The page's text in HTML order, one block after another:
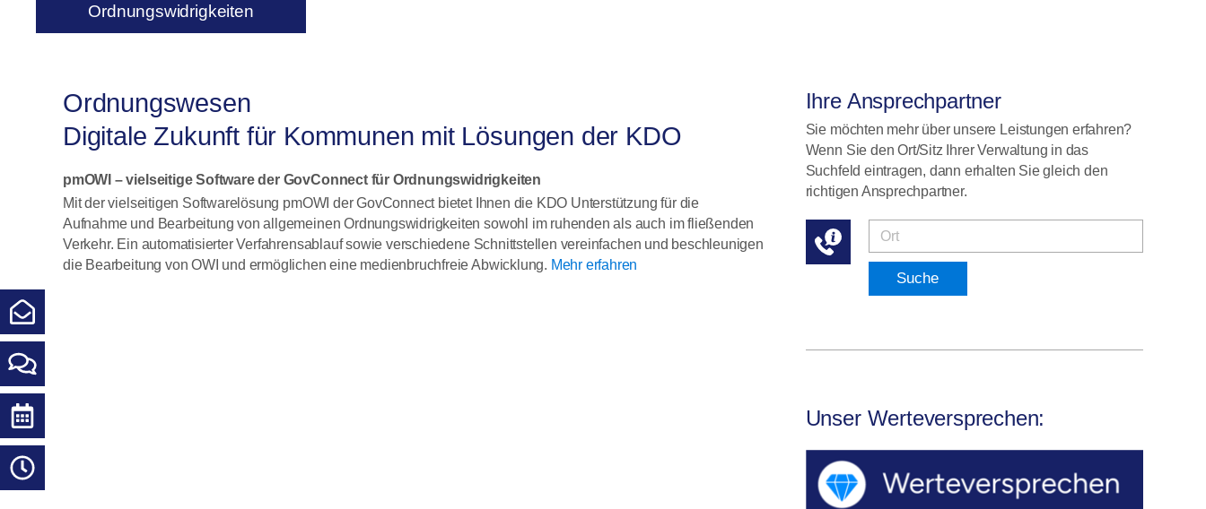
Ordnungswidrigkeiten
Ordnungswesen
Digitale Zukunft für Kommunen mit Lösungen der KDO
pmOWI – vielseitige Software der GovConnect für Ordnungswidrigkeiten
Mit der vielseitigen Softwarelösung pmOWI der GovConnect bietet Ihnen die KDO Unterstützung für die
Aufnahme und Bearbeitung von allgemeinen Ordnungswidrigkeiten sowohl im ruhenden als auch im fließenden
Verkehr. Ein automatisierter Verfahrensablauf sowie verschiedene Schnittstellen vereinfachen und beschleunigen
die Bearbeitung von OWI und ermöglichen eine medienbruchfreie Abwicklung. Mehr erfahren
Ihre Ansprechpartner
Sie möchten mehr über unsere Leistungen erfahren?
Wenn Sie den Ort/Sitz Ihrer Verwaltung in das
Suchfeld eintragen, dann erhalten Sie gleich den
richtigen Ansprechpartner.
Suche
Unser Werteversprechen: